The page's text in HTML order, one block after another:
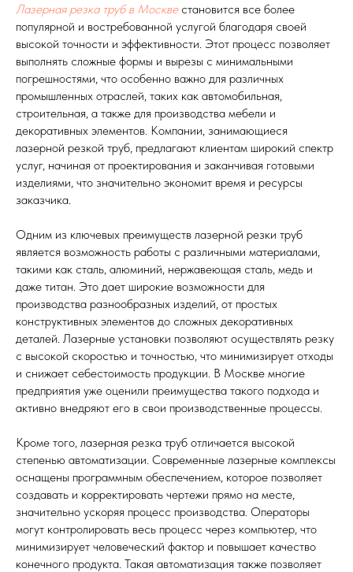
Лазерная резка труб в Москвестановится все более
популярной и востребованной услугой благодаря своей
высокой точности и эффективности. Этот процесс позволяет
выполнять сложные формы и вырезы с минимальными
погрешностями, что особенно важно для различных
промышленных отраслей, таких как автомобильная,
строительная, а также для производства мебели и
декоративных элементов. Компании, занимающиеся
лазерной резкой труб, предлагают клиентам широкий спектр
услуг, начиная от проектирования и заканчивая готовыми
изделиями, что значительно экономит время и ресурсы
заказчика.
Одним из ключевых преимуществ лазерной резки труб
является возможность работы с различными материалами,
такими как сталь, алюминий, нержавеющая сталь, медь и
даже титан. Это дает широкие возможности для
производства разнообразных изделий, от простых
конструктивных элементов до сложных декоративных
деталей. Лазерные установки позволяют осуществлять резку
с высокой скоростью и точностью, что минимизирует отходы
и снижает себестоимость продукции. В Москве многие
предприятия уже оценили преимущества такого подхода и
активно внедряют его в свои производственные процессы.
Кроме того, лазерная резка труб отличается высокой
степенью автоматизации. Современные лазерные комплексы
оснащены программным обеспечением, которое позволяет
создавать и корректировать чертежи прямо на месте,
значительно ускоряя процесс производства. Операторы
могут контролировать весь процесс через компьютер, что
минимизирует человеческий фактор и повышает качество
конечного продукта. Такая автоматизация также позволяет